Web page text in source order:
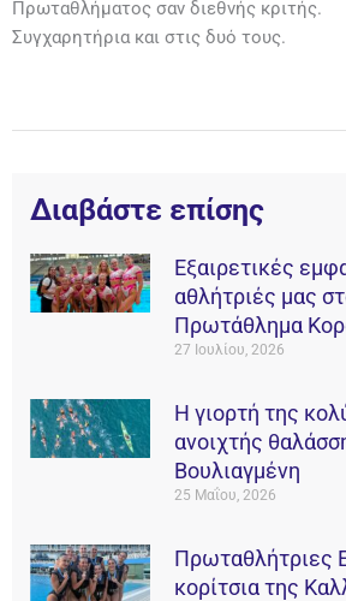
Πρωταθλήματος σαν διεθνής κριτής.
Συγχαρητήρια και στις δυό τους.
Διαβάστε επίσης
Εξαιρετικές
αθλήτριές μας
Πρωτάθλημα
27 Ιουλίου, 2026
Η γιορτή της
ανοιχτής
Βουλιαγμένη
25 Μαΐου, 2026
Πρωταθλήτριες
κορίτσια της